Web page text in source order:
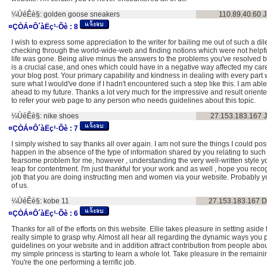
¼ÙéÊè§: golden goose sneakers 110.89.40.60
¤ÇÒÁ¤Ô´àËç¹·Õè : 8
I wish to express some appreciation to the writer for bailing me out of such a
checking through the world-wide-web and finding notions which were not
life was gone. Being alive minus the answers to the problems you've resolved
is a crucial case, and ones which could have in a negative way affected my
your blog post. Your primary capability and kindness in dealing with every part
sure what I would've done if I hadn't encountered such a step like this. I am
ahead to my future. Thanks a lot very much for the impressive and result
to refer your web page to any person who needs guidelines about this topic.
¼ÙéÊè§: nike shoes 27.153.183.167
¤ÇÒÁ¤Ô´àËç¹·Õè : 7
I simply wished to say thanks all over again. I am not sure the things I could
happen in the absence of the type of information shared by you relating to
fearsome problem for me, however , understanding the very well-written style
leap for contentment. I'm just thankful for your work and as well , hope you
job that you are doing instructing men and women via your website. Probably
of us.
¼ÙéÊè§: kobe 11 27.153.183.167
¤ÇÒÁ¤Ô´àËç¹·Õè : 6
Thanks for all of the efforts on this website. Ellie takes pleasure in setting aside
really simple to grasp why. Almost all hear all regarding the dynamic ways you
guidelines on your website and in addition attract contribution from people
my simple princess is starting to learn a whole lot. Take pleasure in the
You're the one performing a terrific job.